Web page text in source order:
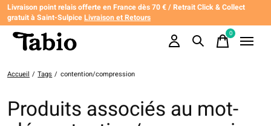
Livraison point relais offerte en France dès 70 € / Retrait Click & Collect
gratuit à Saint-SulpiceLivraison et Retours
0items
Accueil / Tags / contention/compression
Produits associés au mot-